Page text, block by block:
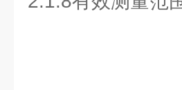
滑油温
油位：